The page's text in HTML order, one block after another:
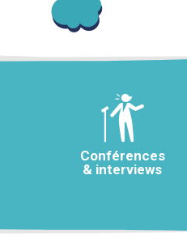
Conférences
& interviews